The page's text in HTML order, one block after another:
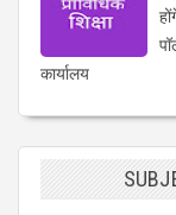
कार्यालय